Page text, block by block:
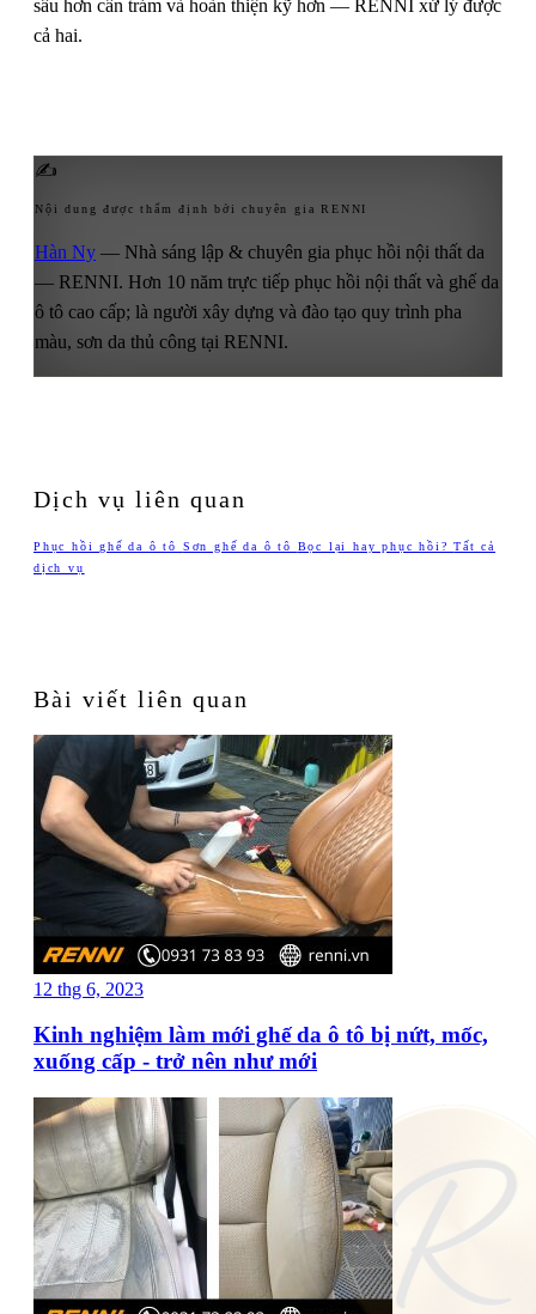
sâu hơn cần trám và hoàn thiện kỹ hơn — RENNI xử lý được
cả hai.
✍
Nội dung được thẩm định bởi chuyên gia RENNI
Hàn Ny — Nhà sáng lập & chuyên gia phục hồi nội thất da
— RENNI. Hơn 10 năm trực tiếp phục hồi nội thất và ghế da
ô tô cao cấp; là người xây dựng và đào tạo quy trình pha
màu, sơn da thủ công tại RENNI.
Dịch vụ liên quan
Phục hồi ghế da ô tô Sơn ghế da ô tô Bọc lại hay phục hồi?Tất cả
dịch vụ
Bài viết liên quan
12 thg 6, 2023
Kinh nghiệm làm mới ghế da ô tô bị nứt, mốc,
xuống cấp - trở nên như mới